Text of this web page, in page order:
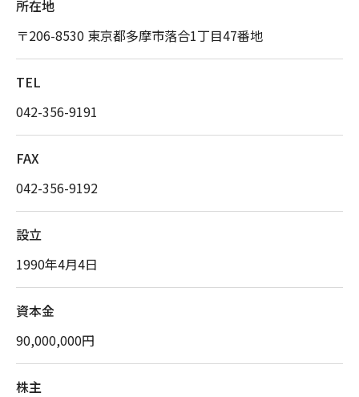
所在地
〒206-8530 東京都多摩市落合1丁目47番地
TEL
042-356-9191
FAX
042-356-9192
設立
1990年4月4日
資本金
90,000,000円
株主